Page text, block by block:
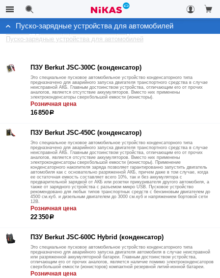
Каталог
Для комфорта в зимний период
Пуско-зарядные устройства для автомобилей
Пуско-зарядные устройства для автомобилей
ПЗУ Berkut JSC-300C (конденсатор)
Это специальное пусковое автомобильное устройство конденсаторного типа
предназначено для аварийного запуска двигателя транспортного средства в случае
неисправной АКБ. Главным достоинством устройства, отличающим его от прочих
аналогов, является отсутствие аккумуляторов. Вместо них применены
электроконденсаторы сверхбольшой емкости (ионисторы).
Розничная цена
16 850р
ПЗУ Berkut JSC-450C (конденсатор)
Это специальное пусковое автомобильное устройство конденсаторного типа
предназначено для аварийного запуска двигателя транспортного средства в случае
неисправной АКБ. Главным достоинством устройства, отличающим его от прочих
аналогов, является отсутствие аккумуляторов. Вместо них применены
электроконденсаторы сверхбольшой емкости (ионисторы). Применение
конденсаторного накопителя заряда позволяет гарантированно запустить двигатель
автомобиля как с основательно разряженной АКБ, причем даже в том случае, когда
ее остаточная емкость составляет всего 10%, так и без аккумулятора с
предварительной зарядкой от АКБ или розетки прикуривателя другого автомобиля, а
также от зарядного устройства с разъемом микро USB. Пусковое устройство
рекомендовано для любых типов транспортных средств с бензиновым двигателем до
4500 см.куб. и дизельным двигателем до 3000 см.куб и напряжением бортовой сети
12В.
Розничная цена
22 350р
ПЗУ Berkut JSC-600С Hybrid (конденсатор)
Это специальное пусковое автомобильное устройство конденсаторного типа
предназначено для аварийного запуска двигателя автомобиля в случае неисправной
или разряженной аккумуляторной батареи. Главным достоинством устройства,
отличающим его от прочих аналогов, является наличие помимо электроконденсаторов
сверхбольшой емкости (ионисторов) компактной резервной литий-ионной батареи.
Розничная цена